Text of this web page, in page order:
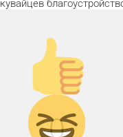
кувайцев
Палец
вверх!
0
Дикий
смех!